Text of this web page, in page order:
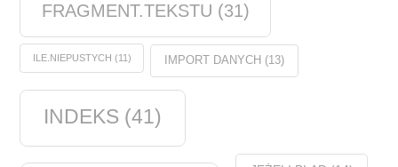
FRAGMENT.TEKSTU (31)
ILE.NIEPUSTYCH (11) IMPORT DANYCH (13)
INDEKS (41)